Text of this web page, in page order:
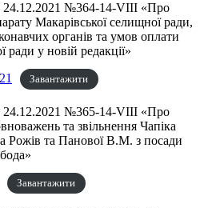
24.12.2021 №364-14-VIII «Про
Макарівської селищної ради,
органів та умов оплати
ради у новій редакції»
Завантажити
24.12.2021 №365-14-VIII «Про
та звільнення Чапіка
Рожів та Панової В.М. з посади
Завантажити